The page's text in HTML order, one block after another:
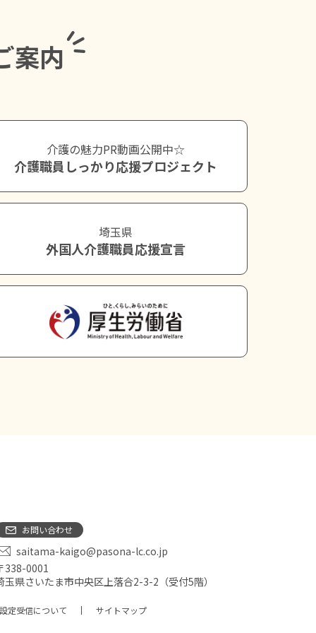
案内
介護の魅力PR動画公開中☆
介護職員しっかり応援プロジェクト
埼玉県
外国人介護職員応援宣言
お問い合わせ
saitama-kaigo@pasona-lc.co.jp
338-0001
玉県さいたま市中央区上落合2-3-2（受付5階）
定受信について サイトマップ